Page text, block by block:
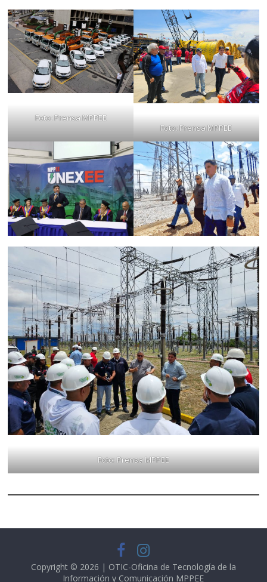
Foto: Prensa MPPEE
Foto: Prensa MPPEE
Foto: Prensa MPPEE
Copyright © 2026 | OTIC-Oficina de Tecnología de la
Información y Comunicación MPPEE